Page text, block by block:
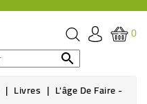
0

Livres L'âge De Faire -